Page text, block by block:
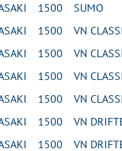
1500 SUMO
1500 VN
1500 VN
1500 VN
1500 VN
1500 VN
1500 VN